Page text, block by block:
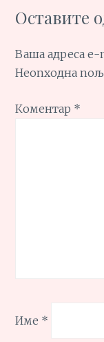
Оставите
Ваша адреса е-
Неопходна
Коментар *
Име *